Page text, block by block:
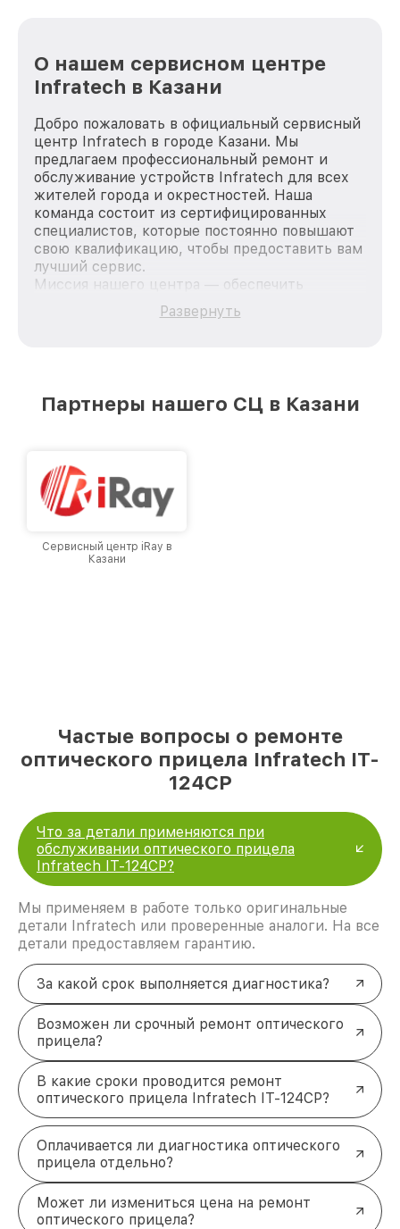
О нашем сервисном центре
Infratech в Казани
Добро пожаловать в официальный сервисный
центр Infratech в городе Казани. Мы
предлагаем профессиональный ремонт и
обслуживание устройств Infratech для всех
жителей города и окрестностей. Наша
команда состоит из сертифицированных
специалистов, которые постоянно повышают
свою квалификацию, чтобы предоставить вам
лучший сервис.
Миссия нашего центра — обеспечить
качественный и доступный ремонт для
каждого пользователя продукции Infratech,
лучшим сервисным центром Infratech в
Развернуть
Партнеры нашего СЦ в Казани
Сервисный центр iRay в
Казани
Частые вопросы о ремонте
оптического прицела Infratech IT-
124CP
Что за детали применяются при
обслуживании оптического прицела
Infratech IT-124CP?
Мы применяем в работе только оригинальные
детали Infratech или проверенные аналоги. На все
детали предоставляем гарантию.
За какой срок выполняется диагностика?
Возможен ли срочный ремонт оптического
прицела?
В какие сроки проводится ремонт
оптического прицела Infratech IT-124CP?
Оплачивается ли диагностика оптического
прицела отдельно?
Может ли измениться цена на ремонт
оптического прицела?